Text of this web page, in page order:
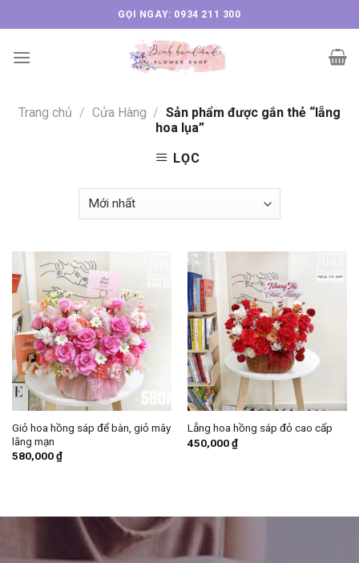
to
content
GỌI NGAY: 0934 211 300
Trang chủ / Cửa Hàng / Sản phẩm được gắn thẻ “lẵng
hoa lụa”
LỌC
Giỏ hoa hồng sáp để bàn, giỏ mây
lãng mạn
580,000₫
Lẵng hoa hồng sáp đỏ cao cấp
450,000₫